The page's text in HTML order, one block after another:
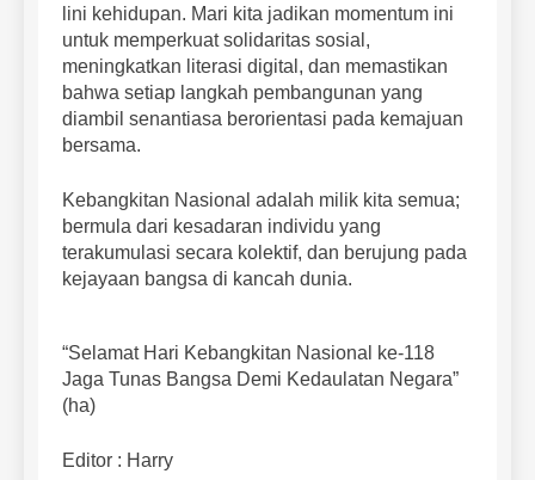
lini kehidupan. Mari kita jadikan momentum ini
untuk memperkuat solidaritas sosial,
meningkatkan literasi digital, dan memastikan
bahwa setiap langkah pembangunan yang
diambil senantiasa berorientasi pada kemajuan
bersama.
Kebangkitan Nasional adalah milik kita semua;
bermula dari kesadaran individu yang
terakumulasi secara kolektif, dan berujung pada
kejayaan bangsa di kancah dunia.
“Selamat Hari Kebangkitan Nasional ke-118
Jaga Tunas Bangsa Demi Kedaulatan Negara”
(ha)
Editor : Harry